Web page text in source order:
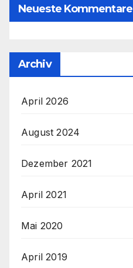
Neueste Kommentare
Archiv
April 2026
August 2024
Dezember 2021
April 2021
Mai 2020
April 2019